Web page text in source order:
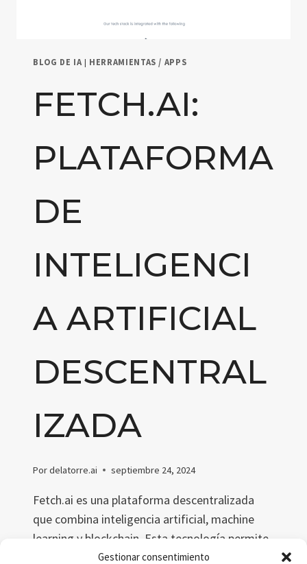
Gestionar consentimiento
BLOG DE IA | HERRAMIENTAS / APPS
FETCH.AI:
PLATAFORMA
DE
INTELIGENCI
A ARTIFICIAL
DESCENTRAL
IZADA
Pordelatorre.ai septiembre 24, 2024
Fetch.ai es una plataforma descentralizada
que combina inteligencia artificial, machine
learning y blockchain. Esta tecnología permite
a los agentes autónomos optimizar procesos